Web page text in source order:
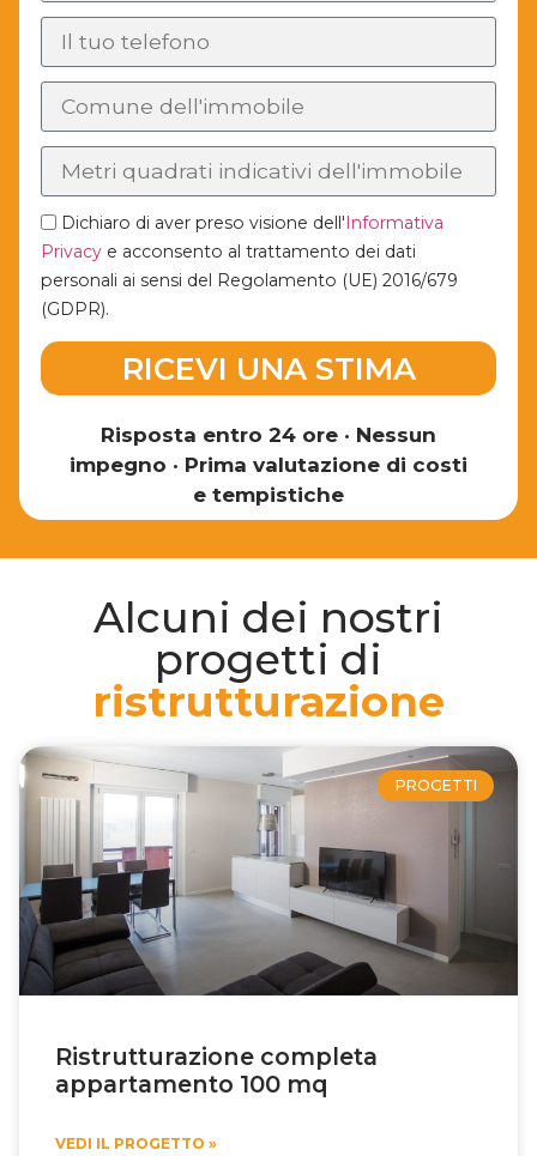
Dichiaro di aver preso visione dell'Informativa
Privacy e acconsento al trattamento dei dati
personali ai sensi del Regolamento (UE) 2016/679
(GDPR).
RICEVI UNA STIMA
Risposta entro 24 ore • Nessun
impegno • Prima valutazione di costi
e tempistiche
Alcuni dei nostri
progetti di
ristrutturazione
PROGETTI
Ristrutturazione completa
appartamento 100 mq
VEDI IL PROGETTO »